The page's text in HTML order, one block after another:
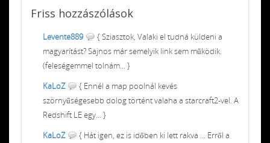
Friss hozzászólások
Levente889
{ Sziasztok, Valaki el tudná küldeni a
magyarítást? Sajnos már semelyik link sem működik.
(feleségemmel tolnám... }
KaLoZ
{ Ennél a map poolnál kevés
szörnyűségesebb dolog történt valaha a starcraft2-vel. A
Redshift LE egy... }
KaLoZ
{ Hát igen, ez is időben ki lett rakva ... Erről a